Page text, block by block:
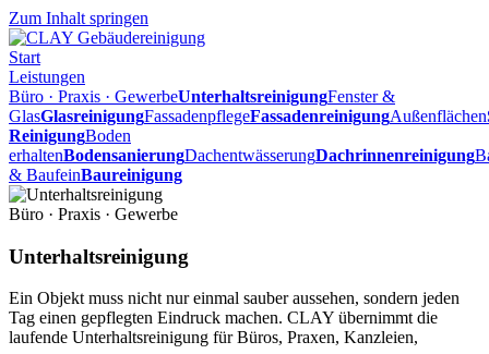
Zum Inhalt springen
Start
Leistungen
Büro · Praxis · GewerbeUnterhaltsreinigungFenster &
GlasGlasreinigungFassadenpflegeFassadenreinigungAußenflächen
ReinigungBoden
erhaltenBodensanierungDachentwässerungDachrinnenreinigung
& BaufeinBaureinigung
Büro · Praxis · Gewerbe
Unterhaltsreinigung
Ein Objekt muss nicht nur einmal sauber aussehen, sondern jeden
Tag einen gepflegten Eindruck machen. CLAY übernimmt die
laufende Unterhaltsreinigung für Büros, Praxen, Kanzleien,